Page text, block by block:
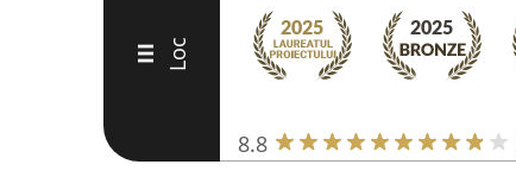
III Loc
8.8